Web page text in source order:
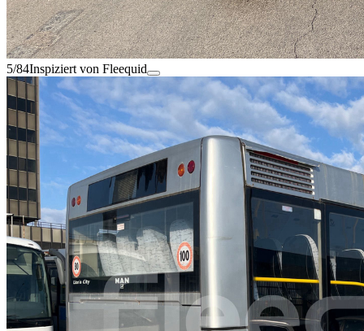
5/84Inspiziert von Fleequid